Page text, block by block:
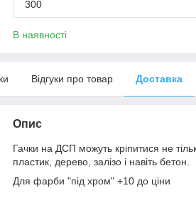
300
В наявності
Відгуки про товар Доставка
Опис
Гачки на ДСП можуть кріпитися не
пластик, дерево, залізо і навіть бетон.
Для фарби "під хром" +10 до ціни